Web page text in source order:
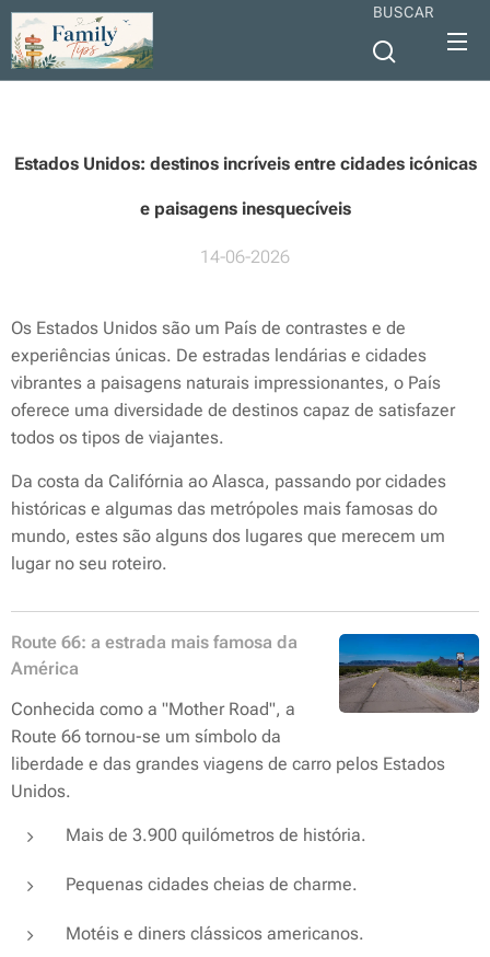
BUSCAR
Estados Unidos: destinos incríveis entre cidades icónicas
e paisagens inesquecíveis
14-06-2026
Os Estados Unidos são um País de contrastes e de
experiências únicas. De estradas lendárias e cidades
vibrantes a paisagens naturais impressionantes, o País
oferece uma diversidade de destinos capaz de satisfazer
todos os tipos de viajantes.
Da costa da Califórnia ao Alasca, passando por cidades
históricas e algumas das metrópoles mais famosas do
mundo, estes são alguns dos lugares que merecem um
lugar no seu roteiro.
Route 66: a estrada mais famosa da
América
Conhecida como a "Mother Road", a
Route 66 tornou-se um símbolo da
liberdade e das grandes viagens de carro pelos Estados
Unidos.
Mais de 3.900 quilómetros de história.
Pequenas cidades cheias de charme.
Motéis e diners clássicos americanos.